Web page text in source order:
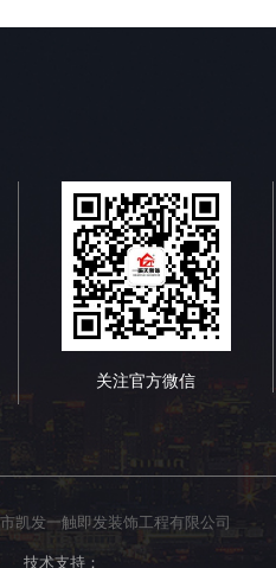
关注官方微信
凯发一触即发装饰工程有限公司
技术支持：